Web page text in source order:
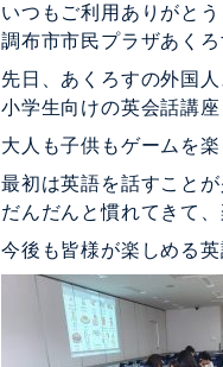
いつもご利用ありがとう
調布市市民プラザあくろ
先日、あくろすの外国
小学生向けの英会話講座
大人も子供もゲームを
最初は英語を話すこと
だんだんと慣れてきて
今後も皆様が楽しめる